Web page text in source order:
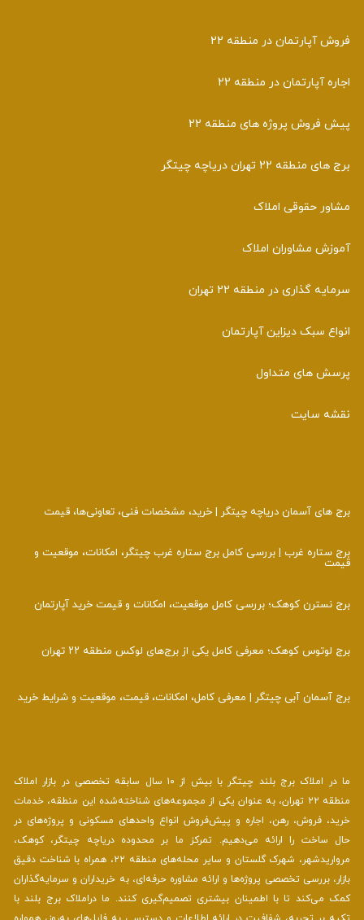
فروش آپارتمان در منطقه 22
اجاره آپارتمان در منطقه 22
پیش فروش پروژه های منطقه 22
برج های منطقه 22 تهران دریاچه چیتگر
مشاور حقوقی املاک
آموزش مشاوران املاک
سرمایه گذاری در منطقه 22 تهران
انواع سبک دیزاین آپارتمان
پرسش های متداول
نقشه سایت
برج‌ های آسمان دریاچه چیتگر | خرید، مشخصات فنی، تعاونی‌ها، قیمت
برج ستاره غرب | بررسی کامل برج ستاره غرب چیتگر، امکانات، موقعیت و
قیمت
برج نسترن کوهک؛ بررسی کامل موقعیت، امکانات و قیمت خرید آپارتمان
برج لوتوس کوهک؛ معرفی کامل یکی از برج‌های لوکس منطقه ۲۲ تهران
برج آسمان آبی چیتگر | معرفی کامل، امکانات، قیمت، موقعیت و شرایط خرید
ما در املاک برج بلند چیتگر با بیش از ۱۰ سال سابقه تخصصی در بازار املاک
منطقه ۲۲ تهران، به عنوان یکی از مجموعه‌های شناخته‌شده این منطقه، خدمات
خرید، فروش، رهن، اجاره و پیش‌فروش انواع واحدهای مسکونی و پروژه‌های در
حال ساخت را ارائه می‌دهیم. تمرکز ما بر محدوده دریاچه چیتگر، کوهک،
مرواریدشهر، شهرک گلستان و سایر محله‌های منطقه ۲۲، همراه با شناخت دقیق
بازار، بررسی تخصصی پروژه‌ها و ارائه مشاوره حرفه‌ای، به خریداران و سرمایه‌گذاران
کمک می‌کند تا با اطمینان بیشتری تصمیم‌گیری کنند. ما دراملاک برج بلند با